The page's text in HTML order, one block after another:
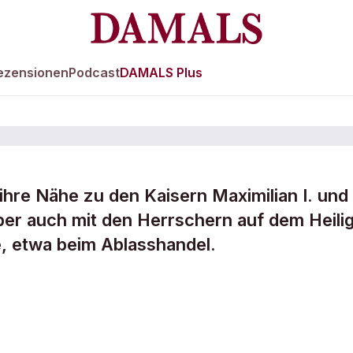
PodcastDAMALS Plus
Nähe zu den Kaisern Maximilian I. und
auch mit den Herrschern auf dem
etwa beim Ablasshandel.